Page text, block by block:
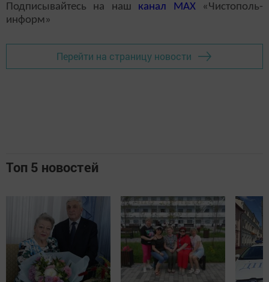
Подписывайтесь на наш канал MAX«Чистополь-
информ»
Перейти на страницу новости
Топ 5 новостей